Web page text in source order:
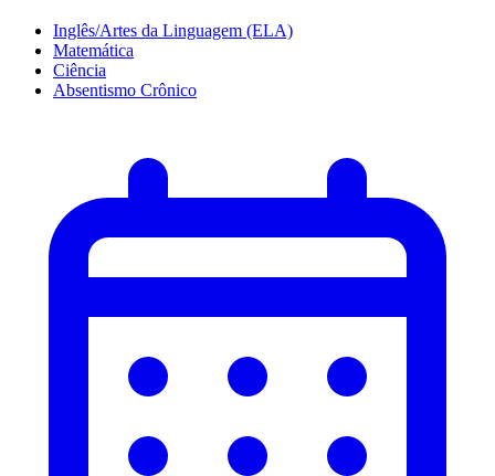
Inglês/Artes da Linguagem (ELA)
Matemática
Ciência
Absentismo Crônico